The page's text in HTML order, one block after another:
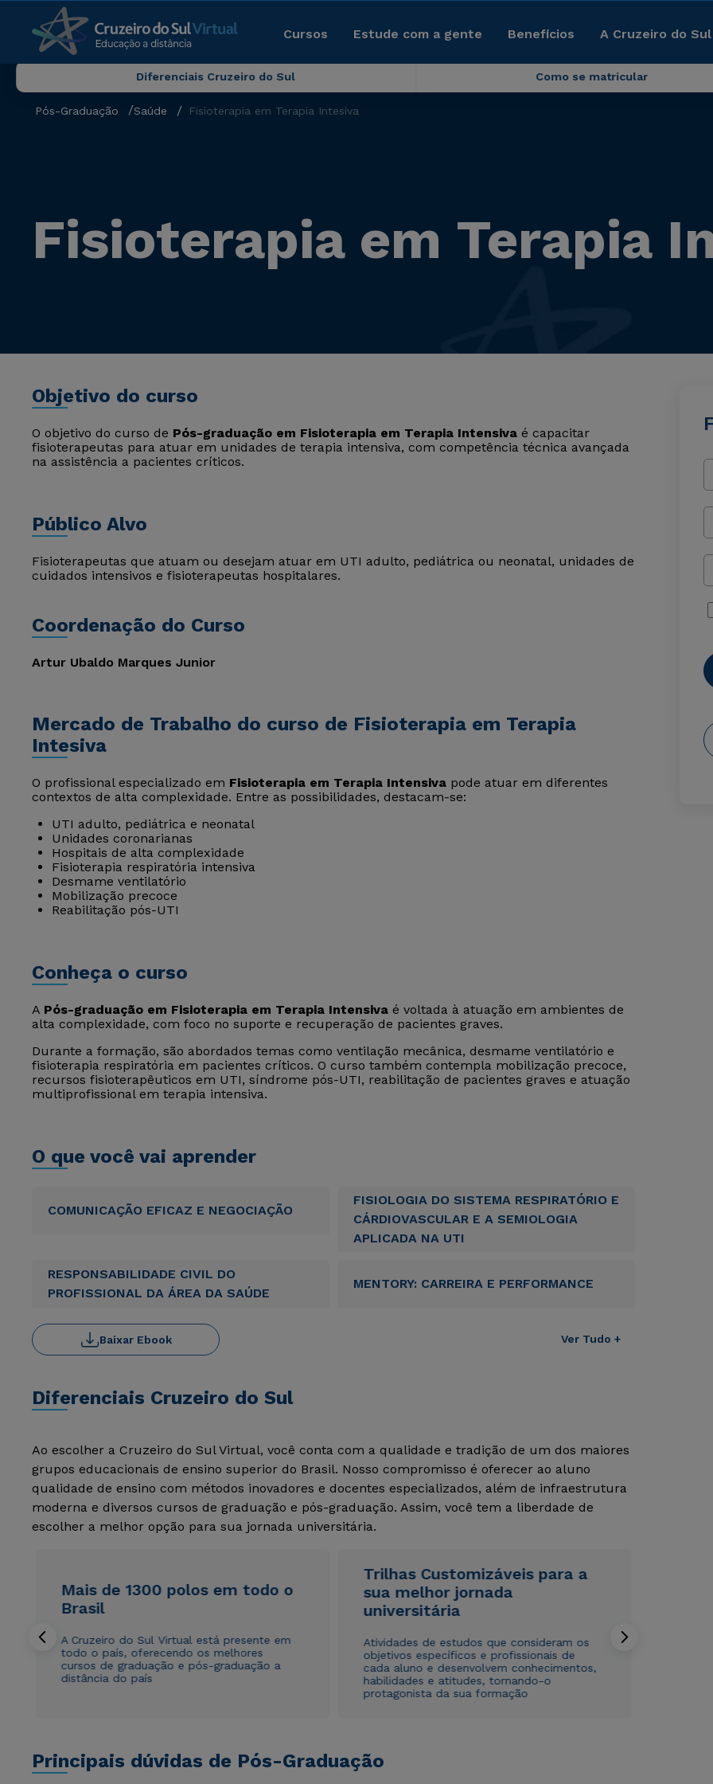
Cursos Estude com a gente Benefícios A Cruzeiro do
Diferenciais Cruzeiro do Sul Como se matricular
Pós-Graduação Saúde Fisioterapia em Terapia Intesiva
Fisioterapia em Terapia
Objetivo do curso
O objetivo do curso de Pós-graduação em Fisioterapia em Terapia Intensiva é capacitar
fisioterapeutas para atuar em unidades de terapia intensiva, com competência técnica avançada
na assistência a pacientes críticos.
Público Alvo
Fisioterapeutas que atuam ou desejam atuar em UTI adulto, pediátrica ou neonatal, unidades de
cuidados intensivos e fisioterapeutas hospitalares.
Coordenação do Curso
Artur Ubaldo Marques Junior
Mercado de Trabalho do curso de Fisioterapia em Terapia
Intesiva
O profissional especializado em Fisioterapia em Terapia Intensiva pode atuar em diferentes
contextos de alta complexidade. Entre as possibilidades, destacam-se:
UTI adulto, pediátrica e neonatal
Unidades coronarianas
Hospitais de alta complexidade
Fisioterapia respiratória intensiva
Desmame ventilatório
Mobilização precoce
Reabilitação pós-UTI
Conheça o curso
A Pós-graduação em Fisioterapia em Terapia Intensiva é voltada à atuação em ambientes de
alta complexidade, com foco no suporte e recuperação de pacientes graves.
Durante a formação, são abordados temas como ventilação mecânica, desmame ventilatório e
fisioterapia respiratória em pacientes críticos. O curso também contempla mobilização precoce,
recursos fisioterapêuticos em UTI, síndrome pós-UTI, reabilitação de pacientes graves e atuação
multiprofissional em terapia intensiva.
O que você vai aprender
COMUNICAÇÃO EFICAZ E NEGOCIAÇÃO
FISIOLOGIA DO SISTEMA RESPIRATÓRIO E
CÁRDIOVASCULAR E A SEMIOLOGIA
APLICADA NA UTI
RESPONSABILIDADE CIVIL DO
PROFISSIONAL DA ÁREA DA SAÚDE
MENTORY: CARREIRA E PERFORMANCE
Ver Tudo +
Baixar Ebook
Diferenciais Cruzeiro do Sul
Ao escolher a Cruzeiro do Sul Virtual, você conta com a qualidade e tradição de um dos maiores
grupos educacionais de ensino superior do Brasil. Nosso compromisso é oferecer ao aluno
qualidade de ensino com métodos inovadores e docentes especializados, além de infraestrutura
moderna e diversos cursos de graduação e pós-graduação. Assim, você tem a liberdade de
escolher a melhor opção para sua jornada universitária.
Mais de 1300 polos em todo o
Brasil
A Cruzeiro do Sul Virtual está presente em
todo o país, oferecendo os melhores
cursos de graduação e pós-graduação a
distância do país
Trilhas Customizáveis para a
sua melhor jornada
universitária
Atividades de estudos que consideram os
objetivos específicos e profissionais de
cada aluno e desenvolvem conhecimentos,
habilidades e atitudes, tornando-o
protagonista da sua formação
Principais dúvidas de Pós-Graduação
Rápido e fácil
WhatsApp
Estou de acordo com aPolítica de Privacidade.
autorizo que meus dados sejam utilizados para o
envio de conteúdos da Cruzeiro do Sul.
Rápido e fácil
WhatsApp
Estou de acordo com aPolítica de Privacidade.
autorizo que meus dados sejam utilizados para o
envio de conteúdos da Cruzeiro do Sul.